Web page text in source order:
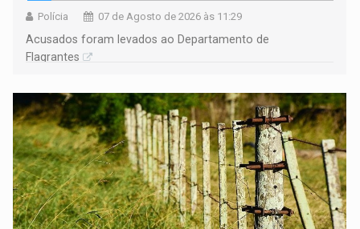
Polícia 07 de Agosto de 2026 às 11:29
Acusados foram levados ao Departamento de
Flagrantes